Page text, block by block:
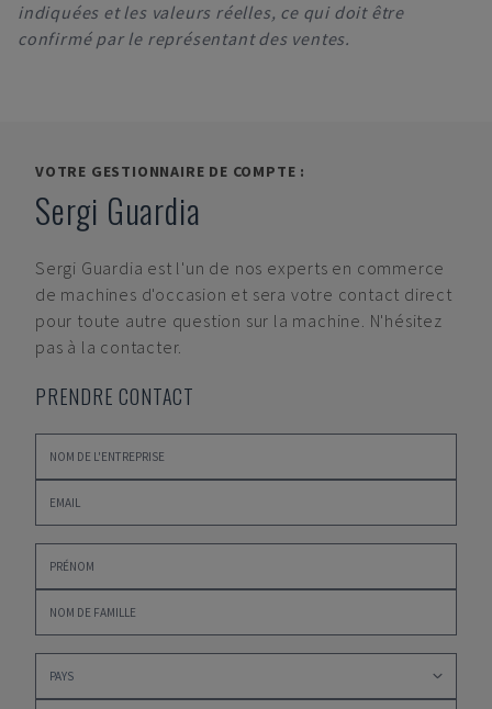
indiquées et les valeurs réelles, ce qui doit être
confirmé par le représentant des ventes.
VOTRE GESTIONNAIRE DE COMPTE :
Sergi Guardia
Sergi Guardia est l'un de nos experts en commerce
de machines d'occasion et sera votre contact direct
pour toute autre question sur la machine. N'hésitez
pas à la contacter.
PRENDRE CONTACT